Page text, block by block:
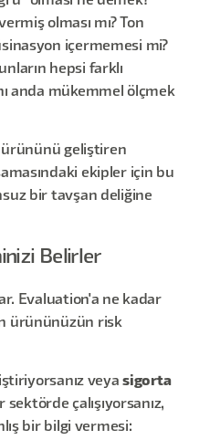
olması mı? Ton
içermemesi mi?
hepsi farklı
anda mükemmel ölçmek
ürününü geliştiren
ekipler için bu
bir tavşan deliğine
Belirler
Evaluation'a ne kadar
ürününüzün risk
veyasigorta
çalışıyorsanız,
bir bilgi vermesi: